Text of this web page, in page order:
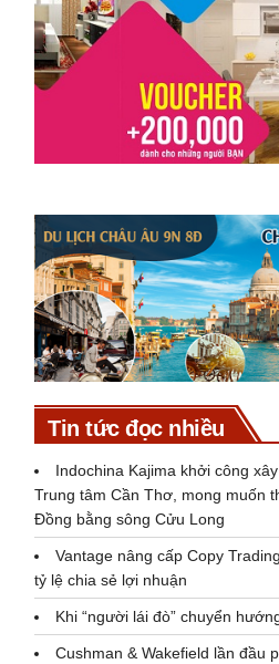
Tin tức đọc nhiều
Indochina Kajima khởi công
Trung tâm Cần Thơ, mong muốn
Đồng bằng sông Cửu Long
Vantage nâng cấp Copy
tỷ lệ chia sẻ lợi nhuận
Khi “người lái đò” chuyển
Cushman & Wakefield lần đầu